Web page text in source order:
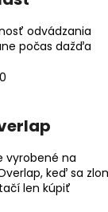
odvádzania
počas dažďa
vyrobené na
keď sa
len kúpiť